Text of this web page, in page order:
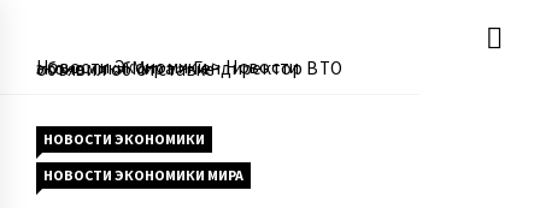
Перейти
содержимому
Новости Экономики>
Новости экономики Мира>
Гендиректор ВТО объявил об отставке
НОВОСТИ ЭКОНОМИКИ
НОВОСТИ ЭКОНОМИКИ МИРА